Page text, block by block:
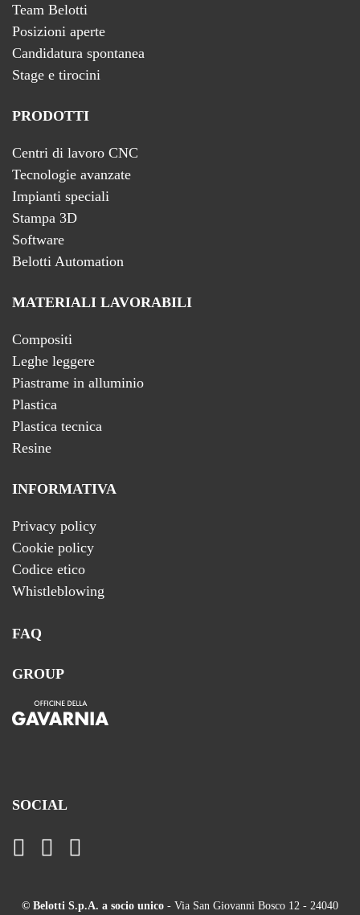
Team Belotti
Posizioni aperte
Candidatura spontanea
Stage e tirocini
PRODOTTI
Centri di lavoro CNC
Tecnologie avanzate
Impianti speciali
Stampa 3D
Software
Belotti Automation
MATERIALI LAVORABILI
Compositi
Leghe leggere
Piastrame in alluminio
Plastica
Plastica tecnica
Resine
INFORMATIVA
Privacy policy
Cookie policy
Codice etico
Whistleblowing
FAQ
GROUP
SOCIAL
© Belotti S.p.A. a socio unico - Via San Giovanni Bosco 12 - 24040